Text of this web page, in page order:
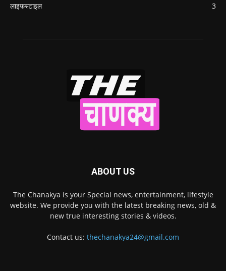
लाइफस्टाइल
3
ABOUT US
The Chanakya is your Special news, entertainment, lifestyle
website. We provide you with the latest breaking news, old &
new true interesting stories & videos.
Contact us: thechanakya24@gmail.com